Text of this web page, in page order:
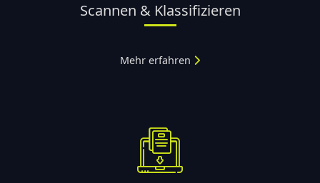
Scannen & Klassifizieren
Mehr erfahren